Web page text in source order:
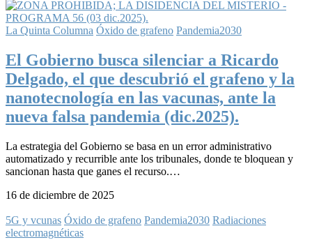
La Quinta Columna Óxido de grafeno Pandemia2030
El Gobierno busca silenciar a Ricardo
Delgado, el que descubrió el grafeno y la
nanotecnología en las vacunas, ante la
nueva falsa pandemia (dic.2025).
La estrategia del Gobierno se basa en un error administrativo
automatizado y recurrible ante los tribunales, donde te bloquean y
sancionan hasta que ganes el recurso.…
16 de diciembre de 2025
5G y vcunas Óxido de grafeno Pandemia2030 Radiaciones
electromagnéticas